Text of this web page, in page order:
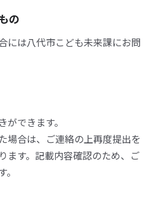
の
には八代市こども未来課にお問
できます。
場合は、ご連絡の上再度提出を
ます。記載内容確認のため、ご